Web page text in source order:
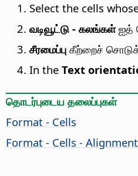
Select the cells
வடிவூட்டு - கலங்கள்ஐத்
சீரமைப்பு கீற்றைச்
In the Text
தொடர்புடைய தலைப்புகள்
Format - Cells
Format - Cells - Alignment